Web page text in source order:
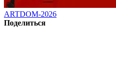
ARTDOM-2026
Поделиться